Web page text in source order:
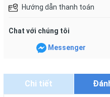
Hướng dẫn thanh toán
Chat với chúng tôi
Messenger
Chi tiết